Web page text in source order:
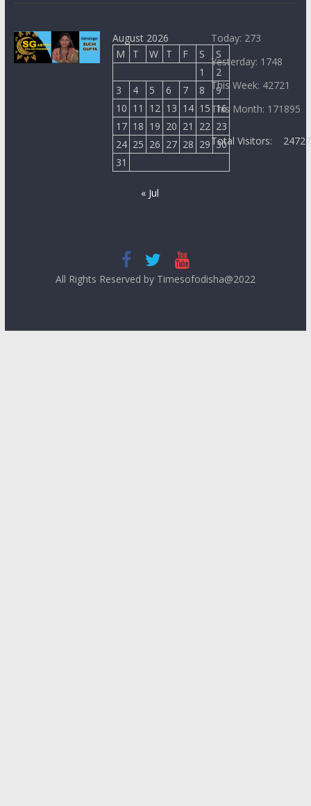
August 2026
M
T W T F S
S
1
2
3
4 5 6 7 8
9
10 11 12 13 14 15 16
17 18 19 20 21 22 23
24 25 26 27 28 29 30
31
« Jul
Today: 273
Yesterday: 1748
This Week: 42721
This Month: 171895
Total Visitors:
All Rights Reserved by Timesofodisha@2022